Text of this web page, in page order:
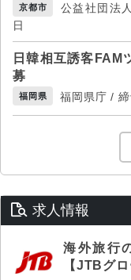
京都市
公益社団法
日
日韓相互誘客FAM
募
福岡県 福岡県庁 /
求人情報
海外旅行
【JTBグ